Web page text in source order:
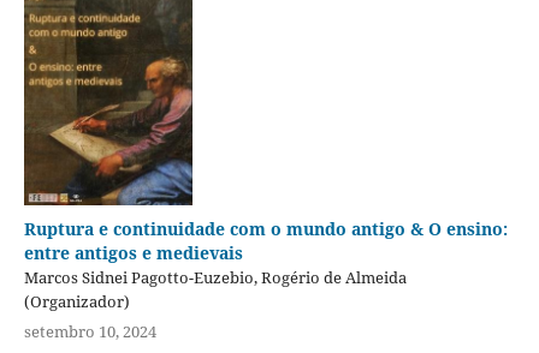
Ruptura e continuidade com o mundo antigo & O ensino:
entre antigos e medievais
Marcos Sidnei Pagotto-Euzebio, Rogério de Almeida
(Organizador)
setembro 10, 2024